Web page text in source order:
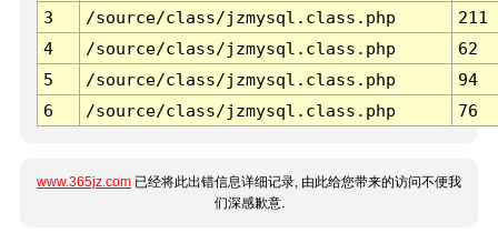
3 /source/class/jzmysql.class.php
211
4
/source/class/jzmysql.class.php
62
5
/source/class/jzmysql.class.php
94
6
/source/class/jzmysql.class.php 76
www.365jz.com 已经将此出错信息详细记录, 由此给您带来的访问不便我
们深感歉意.